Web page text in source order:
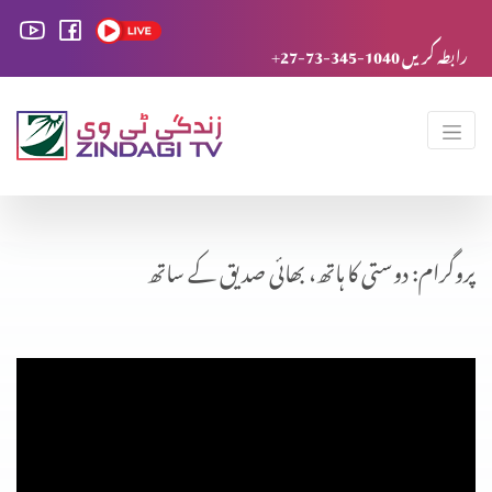
+27-73-345-1040 رابطہ کریں
پروگرام: دوستی کا ہاتھ، بھائی صدیق کے ساتھ